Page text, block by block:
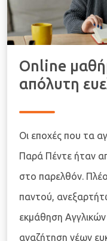
Online
απόλυτη
Οι εποχές που τα
Παρά Πέντε ήταν
στο παρελθόν.
παντού,
εκμάθηση
αναζήτηση νέων